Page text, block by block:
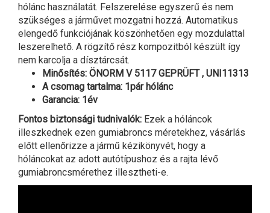
hólánc használatát. Felszerelése egyszerű és nem
szükséges a járművet mozgatni hozzá. Automatikus
elengedő funkciójának köszönhetően egy mozdulattal
leszerelhető. A rögzítő rész kompozitból készült így
nem karcolja a dísztárcsát.
Minősítés: ÖNORM V 5117 GEPRÜFT , UNI11313
A csomag tartalma: 1pár hólánc
Garancia: 1év
Fontos biztonsági tudnivalók: Ezek a hóláncok
illeszkednek ezen gumiabroncs méretekhez, vásárlás
előtt ellenőrizze a jármű kézikönyvét, hogy a
hóláncokat az adott autótípushoz és a rajta lévő
gumiabroncsmérethez illesztheti-e.